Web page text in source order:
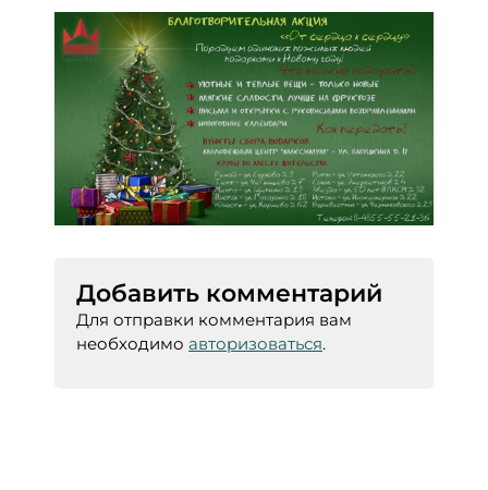
Добавить комментарий
Для отправки комментария вам
необходимо авторизоваться.